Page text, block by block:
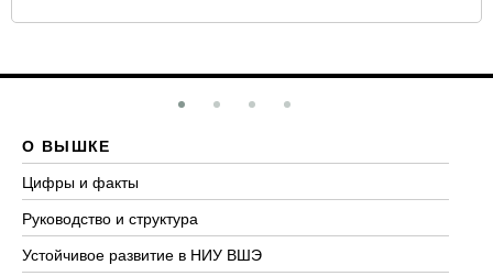
О ВЫШКЕ
Цифры и факты
Руководство и структура
Устойчивое развитие в НИУ ВШЭ